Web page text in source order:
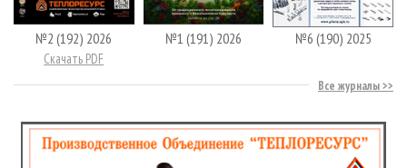
№2 (192) 2026
Скачать PDF
№1 (191) 2026 №6 (190) 2025
Все журналы